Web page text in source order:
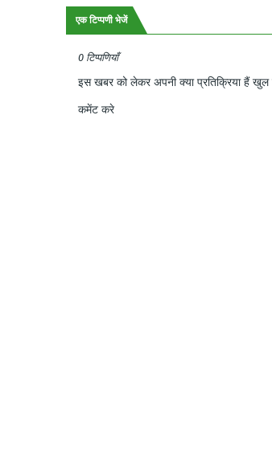
एक टिप्पणी भेजें
0 टिप्पणियाँ
इस खबर को लेकर अपनी क्या प्रतिक्रिया हैं खुल
कमेंट करे